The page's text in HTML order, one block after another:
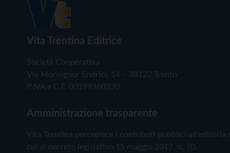
Vita Trentina Editrice
Società Cooperativa
Via Monsignor Endrici, 14 – 38122 Trento
P.IVA e C.F. 00199960220
Amministrazione trasparente
Vita Trentina percepisce i contributi pubblici all'editoria
cui al decreto legislativo 15 maggio 2017, n. 70.